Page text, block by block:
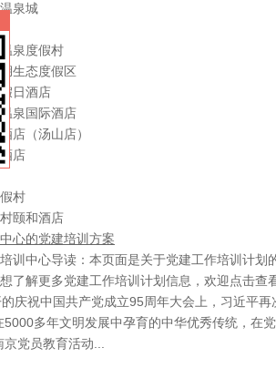
泉城
泉度假村
生态度假区
日酒店
泉国际酒店
店（汤山店）
店
村
颐和酒店
心的党建培训方案
训中心导读：本页面是关于党建工作培训计划
了解更多党建工作培训计划信息，欢迎点击查
庆祝中国共产党成立95周年大会上，习近平
5000多年文明发展中孕育的中华优秀传统，在
党员教育活动...